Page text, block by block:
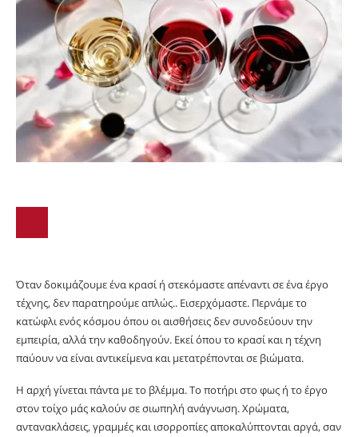
Όταν δοκιμάζουμε ένα κρασί ή στεκόμαστε απέναντι σε ένα έργο
τέχνης, δεν παρατηρούμε απλώς.. Εισερχόμαστε. Περνάμε το
κατώφλι ενός κόσμου όπου οι αισθήσεις δεν συνοδεύουν την
εμπειρία, αλλά την καθοδηγούν. Εκεί όπου το κρασί και η τέχνη
παύουν να είναι αντικείμενα και μετατρέπονται σε βιώματα.
Η αρχή γίνεται πάντα με το βλέμμα. Το ποτήρι στο φως ή το έργο
στον τοίχο μάς καλούν σε σιωπηλή ανάγνωση. Χρώματα,
αντανακλάσεις, γραμμές και ισορροπίες αποκαλύπτονται αργά, σαν